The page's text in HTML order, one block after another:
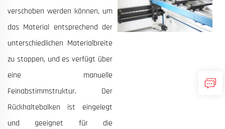
verschoben werden können, um
das Material entsprechend der
unterschiedlichen Materialbreite
zu stoppen, und es verfügt über
eine manuelle
Feinabstimmstruktur. Der
Rückhaltebalken ist eingelegt
und geeignet für die